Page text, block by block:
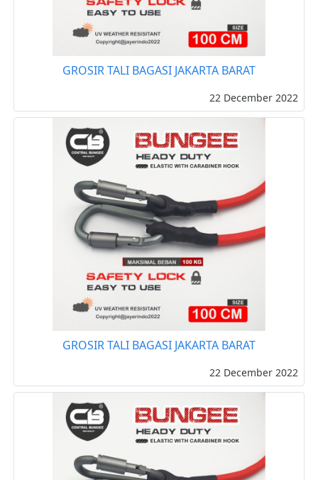
GROSIR TALI BAGASI JAKARTA BARAT
22 December 2022
GROSIR TALI BAGASI JAKARTA BARAT
22 December 2022